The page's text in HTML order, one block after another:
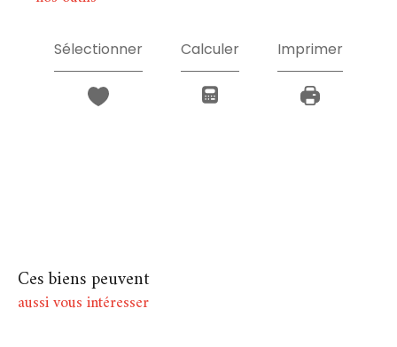
Sélectionner Calculer Imprimer
Ces biens peuvent
aussi vous intéresser